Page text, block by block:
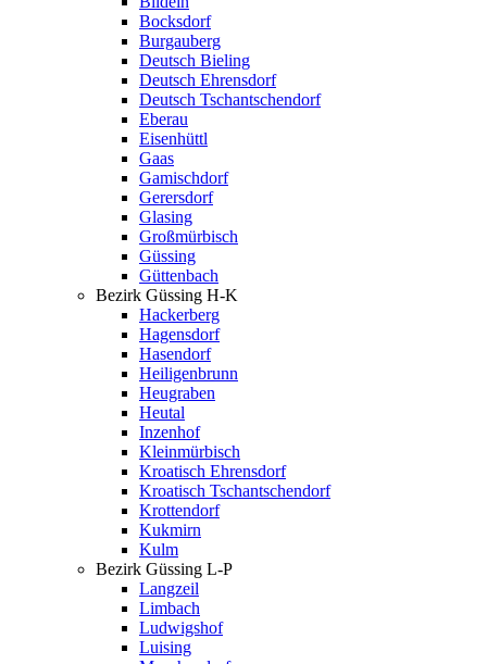
Bocksdorf
Burgauberg
Deutsch Bieling
Deutsch Ehrensdorf
Deutsch Tschantschendorf
Eberau
Eisenhüttl
Gaas
Gamischdorf
Gerersdorf
Glasing
Großmürbisch
Güssing
Güttenbach
Bezirk Güssing H-K
Hackerberg
Hagensdorf
Hasendorf
Heiligenbrunn
Heugraben
Heutal
Inzenhof
Kleinmürbisch
Kroatisch Ehrensdorf
Kroatisch Tschantschendorf
Krottendorf
Kukmirn
Kulm
Bezirk Güssing L-P
Langzeil
Limbach
Ludwigshof
Luising